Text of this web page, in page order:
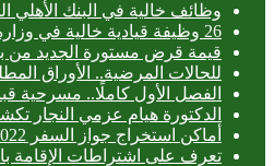
وظائف خالية في البنك
26 وظيفة قيادية خالية في وزارة التضامن الاجتماعي.. اعرف طريقة التقديم
قيمة قرض مستورة الجديد من بنك
للحالات المرضية.. الأوراق
الفصل الأول كاملًا.. مسرحية
الدكتورة هيام عزمي النجار
أماكن استخراج جواز السفر 2022 في القاهرة والجيزة
تعرف على اشتراطات الإقامة